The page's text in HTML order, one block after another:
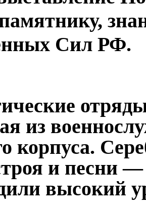
Сил РФ.
из
корпуса.
и песни
высокий